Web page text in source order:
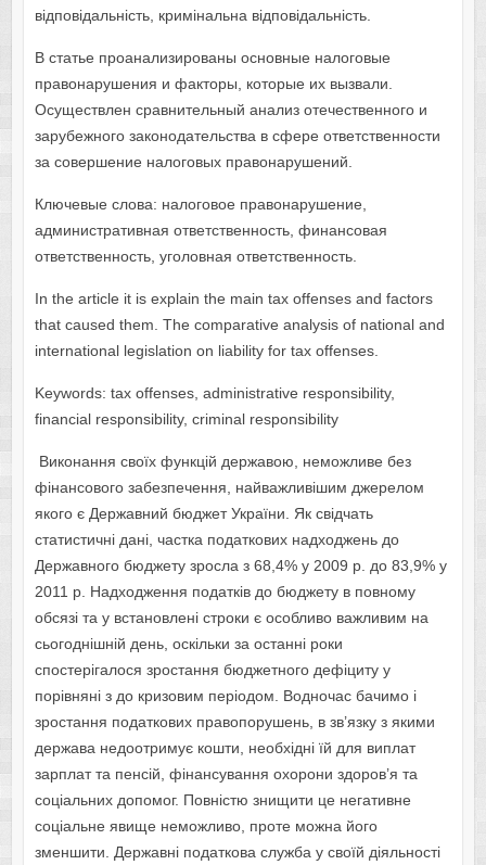
відповідальність, кримінальна відповідальність.
В статье проанализированы основные налоговые
правонарушения и факторы, которые их вызвали.
Осуществлен сравнительный анализ отечественного и
зарубежного законодательства в сфере ответственности
за совершение налоговых правонарушений.
Ключевые слова: налоговое правонарушение,
административная ответственность, финансовая
ответственность, уголовная ответственность.
In the article it is explain the main tax offenses and factors
that caused them. The comparative analysis of national and
international legislation on liability for tax offenses.
Keywords: tax offenses, administrative responsibility,
financial responsibility, criminal responsibility
Виконання своїх функцій державою, неможливе без
фінансового забезпечення, найважливішим джерелом
якого є Державний бюджет України. Як свідчать
статистичні дані, частка податкових надходжень до
Державного бюджету зросла з 68,4% у 2009 р. до 83,9% у
2011 р. Надходження податків до бюджету в повному
обсязі та у встановлені строки є особливо важливим на
сьогоднішній день, оскільки за останні роки
спостерігалося зростання бюджетного дефіциту у
порівняні з до кризовим періодом. Водночас бачимо і
зростання податкових правопорушень, в зв’язку з якими
держава недоотримує кошти, необхідні їй для виплат
зарплат та пенсій, фінансування охорони здоров’я та
соціальних допомог. Повністю знищити це негативне
соціальне явище неможливо, проте можна його
зменшити. Державні податкова служба у своїй діяльності